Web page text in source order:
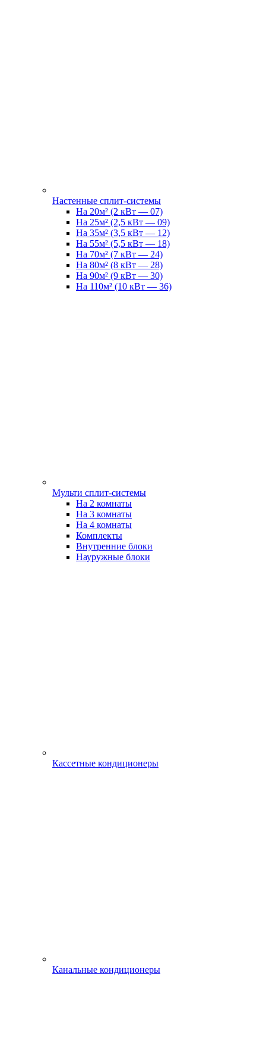
Настенные сплит-системы
На 20м² (2 кВт — 07)
На 25м² (2,5 кВт — 09)
На 35м² (3,5 кВт — 12)
На 55м² (5,5 кВт — 18)
На 70м² (7 кВт — 24)
На 80м² (8 кВт — 28)
На 90м² (9 кВт — 30)
На 110м² (10 кВт — 36)
Мульти сплит-системы
На 2 комнаты
На 3 комнаты
На 4 комнаты
Комплекты
Внутренние блоки
Науружные блоки
Кассетные кондиционеры
Канальные кондиционеры